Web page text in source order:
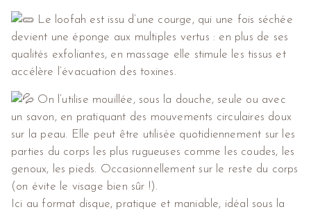
Le loofah est issu d’une courge, qui une fois séchée
devient une éponge aux multiples vertus : en plus de ses
qualités exfoliantes, en massage elle stimule les tissus et
accélère l’évacuation des toxines.
On l’utilise mouillée, sous la douche, seule ou avec
un savon, en pratiquant des mouvements circulaires doux
sur la peau. Elle peut être utilisée quotidiennement sur les
parties du corps les plus rugueuses comme les coudes, les
genoux, les pieds. Occasionnellement sur le reste du corps
(on évite le visage bien sûr !).
Ici au format disque, pratique et maniable, idéal sous la